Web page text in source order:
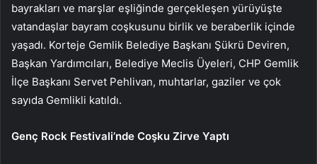
bayrakları ve marşlar eşliğinde gerçekleşen yürüyüşte
vatandaşlar bayram coşkusunu birlik ve beraberlik içinde
yaşadı. Korteje Gemlik Belediye Başkanı Şükrü Deviren,
Başkan Yardımcıları, Belediye Meclis Üyeleri, CHP Gemlik
İlçe Başkanı Servet Pehlivan, muhtarlar, gaziler ve çok
sayıda Gemlikli katıldı.
Genç Rock Festivali’nde Coşku Zirve Yaptı